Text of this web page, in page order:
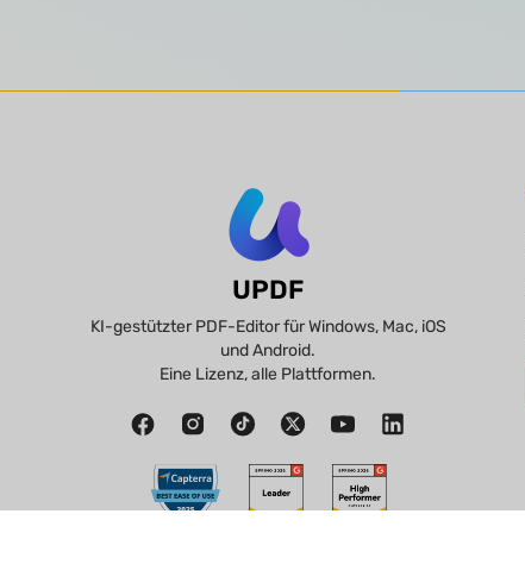
UPDF
KI-gestützter PDF-Editor für Windows, Mac, iOS
und Android.
Eine Lizenz, alle Plattformen.